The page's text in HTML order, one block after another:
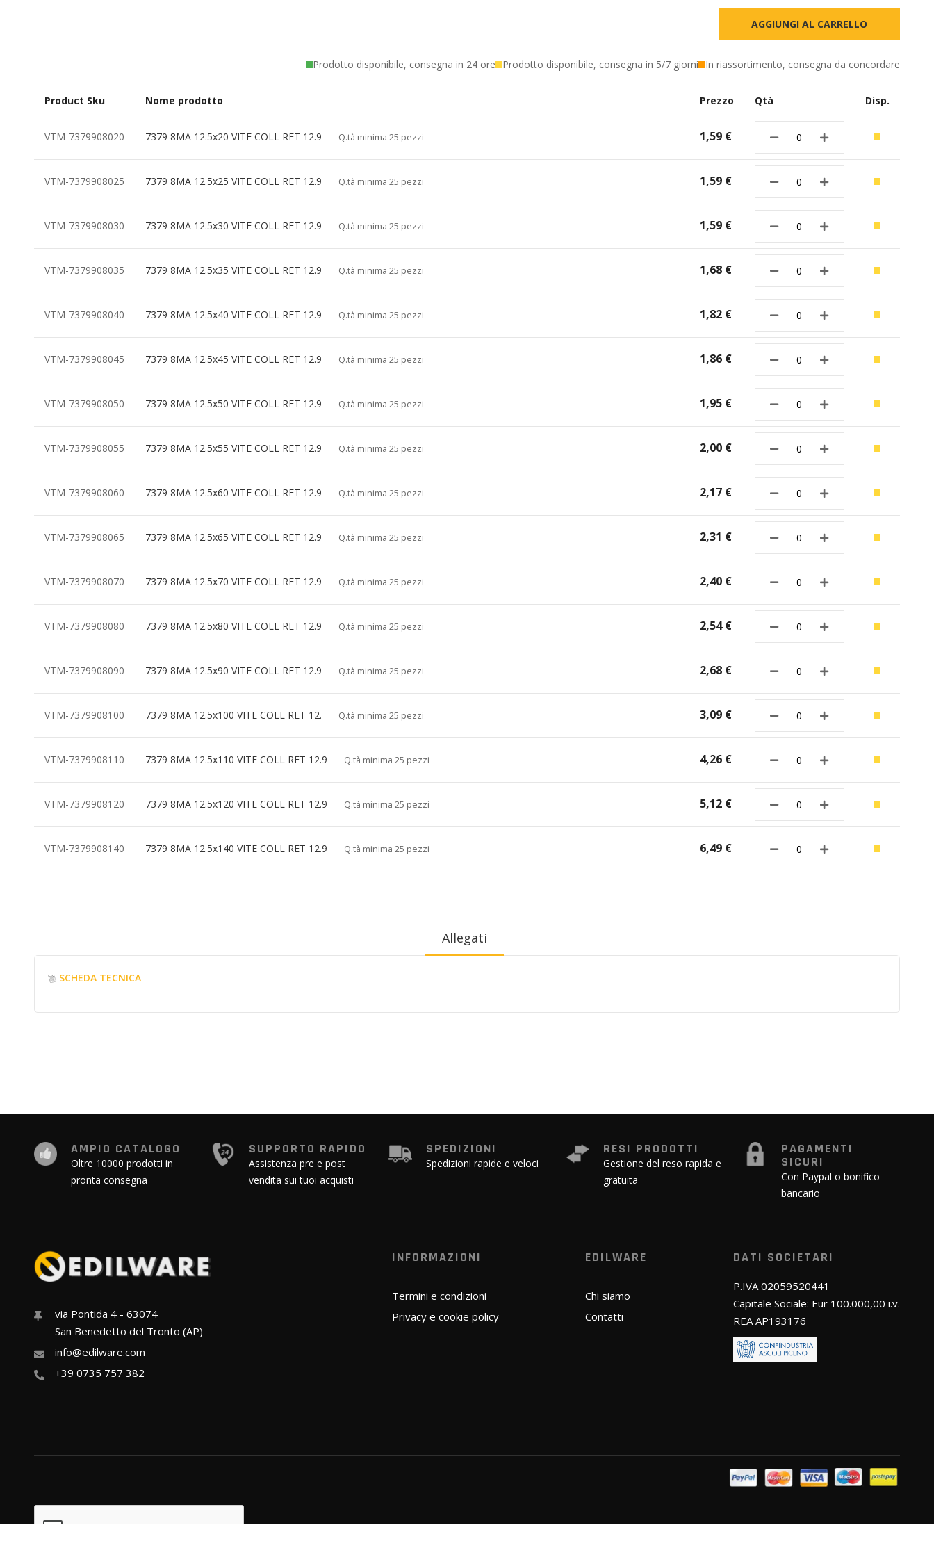
AGGIUNGI AL CARRELLO
Prodotto disponibile, consegna in 24 ore Prodotto disponibile, consegna in 5/7 giorni In riassortimento, consegna da concordare
prodotti
raggruppati
Product Sku Nome prodotto Prezzo Qtà Disp.
VTM-7379908020 7379 8MA 12.5x20 VITE COLL RET 12.9 Q.tà minima 25 pezzi 1,59 €
VTM-7379908025 7379 8MA 12.5x25 VITE COLL RET 12.9 Q.tà minima 25 pezzi 1,59 €
VTM-7379908030 7379 8MA 12.5x30 VITE COLL RET 12.9 Q.tà minima 25 pezzi 1,59 €
VTM-7379908035 7379 8MA 12.5x35 VITE COLL RET 12.9 Q.tà minima 25 pezzi 1,68 €
VTM-7379908040 7379 8MA 12.5x40 VITE COLL RET 12.9 Q.tà minima 25 pezzi 1,82 €
VTM-7379908045 7379 8MA 12.5x45 VITE COLL RET 12.9 Q.tà minima 25 pezzi 1,86 €
VTM-7379908050 7379 8MA 12.5x50 VITE COLL RET 12.9 Q.tà minima 25 pezzi 1,95 €
VTM-7379908055 7379 8MA 12.5x55 VITE COLL RET 12.9 Q.tà minima 25 pezzi 2,00 €
VTM-7379908060 7379 8MA 12.5x60 VITE COLL RET 12.9 Q.tà minima 25 pezzi 2,17 €
VTM-7379908065 7379 8MA 12.5x65 VITE COLL RET 12.9 Q.tà minima 25 pezzi 2,31 €
VTM-7379908070 7379 8MA 12.5x70 VITE COLL RET 12.9 Q.tà minima 25 pezzi 2,40 €
VTM-7379908080 7379 8MA 12.5x80 VITE COLL RET 12.9 Q.tà minima 25 pezzi 2,54 €
VTM-7379908090 7379 8MA 12.5x90 VITE COLL RET 12.9 Q.tà minima 25 pezzi 2,68 €
VTM-7379908100 7379 8MA 12.5x100 VITE COLL RET 12. Q.tà minima 25 pezzi 3,09 €
VTM-7379908110 7379 8MA 12.5x110 VITE COLL RET 12.9 Q.tà minima 25 pezzi 4,26 €
VTM-7379908120 7379 8MA 12.5x120 VITE COLL RET 12.9 Q.tà minima 25 pezzi 5,12 €
VTM-7379908140 7379 8MA 12.5x140 VITE COLL RET 12.9 Q.tà minima 25 pezzi 6,49 €
Allegati
SCHEDA TECNICA
AMPIO CATALOGO
Oltre 10000 prodotti in
pronta consegna
SUPPORTO RAPIDO
Assistenza pre e post
vendita sui tuoi acquisti
SPEDIZIONI
Spedizioni rapide e veloci
RESI PRODOTTI
Gestione del reso rapida e
gratuita
PAGAMENTI
SICURI
Con Paypal o bonifico
bancario
via Pontida 4 - 63074
San Benedetto del Tronto (AP)
info@edilware.com
+39 0735 757 382
INFORMAZIONI
Termini e condizioni
Privacy e cookie policy
EDILWARE
Chi siamo
Contatti
DATI SOCIETARI
P.IVA 02059520441
Capitale Sociale: Eur 100.000,00 i.v.
REA AP193176